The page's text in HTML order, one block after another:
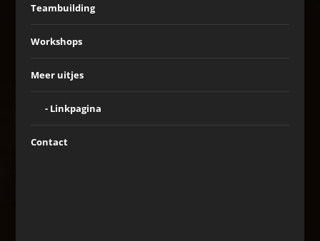
Teambuilding
Workshops
Meer uitjes
Linkpagina
Contact